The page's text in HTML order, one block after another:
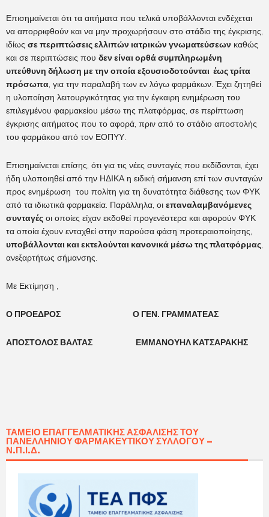
Επισημαίνεται ότι τα αιτήματα που τελικά υποβάλλονται ενδέχεται
να απορριφθούν και να μην προχωρήσουν στο στάδιο της έγκρισης,
ιδίως σε περιπτώσεις ελλιπών ιατρικών γνωματεύσεων καθώς
και σε περιπτώσεις που δεν είναι ορθά συμπληρωμένη
υπεύθυνη δήλωση με την οποία εξουσιοδοτούνται έως τρίτα
πρόσωπα , για την παραλαβή των εν λόγω φαρμάκων. Έχει ζητηθεί
η υλοποίηση λειτουργικότητας για την έγκαιρη ενημέρωση του
επιλεγμένου φαρμακείου μέσω της πλατφόρμας, σε περίπτωση
έγκρισης αιτήματος που το αφορά, πριν από το στάδιο αποστολής
του φαρμάκου από τον ΕΟΠΥΥ.
Επισημαίνεται επίσης, ότι για τις νέες συνταγές που εκδίδονται, έχει
ήδη υλοποιηθεί από την ΗΔΙΚΑ η ειδική σήμανση επί των συνταγών
προς ενημέρωση του πολίτη για τη δυνατότητα διάθεσης των ΦΥΚ
από τα ιδιωτικά φαρμακεία. Παράλληλα, οι επαναλαμβανόμενες
συνταγές οι οποίες είχαν εκδοθεί προγενέστερα και αφορούν ΦΥΚ
τα οποία έχουν ενταχθεί στην παρούσα φάση προτεραιοποίησης,
υποβάλλονται και εκτελούνται κανονικά μέσω της πλατφόρμας
ανεξαρτήτως σήμανσης.
Με Εκτίμηση ,
Ο ΠΡΟΕΔΡΟΣ Ο ΓΕΝ. ΓΡΑΜΜΑΤΕΑΣ
ΑΠΟΣΤΟΛΟΣ ΒΑΛΤΑΣ ΕΜΜΑΝΟΥΗΛ ΚΑΤΣΑΡΑΚΗΣ
ΤΑΜΕΊΟ ΕΠΑΓΓΕΛΜΑΤΙΚΉΣ ΑΣΦΆΛΙΣΗΣ ΤΟΥ
ΠΑΝΕΛΛΗΝΊΟΥ ΦΑΡΜΑΚΕΥΤΙΚΟΎ ΣΥΛΛΌΓΟΥ –
Ν.Π.Ι.Δ.